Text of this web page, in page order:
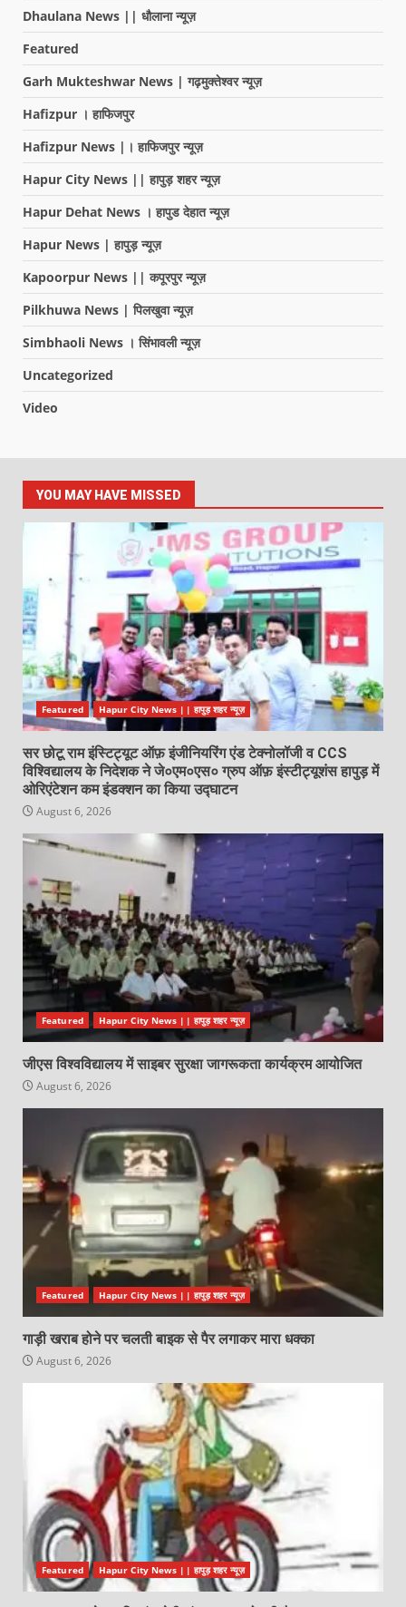
Dhaulana News || धौलाना न्यूज़
Featured
Garh Mukteshwar News | गढ़मुक्तेश्वर न्यूज़
Hafizpur । हाफिजपुर
Hafizpur News |। हाफिजपुर न्यूज़
Hapur City News || हापुड़ शहर न्यूज़
Hapur Dehat News । हापुड देहात न्यूज़
Hapur News | हापुड़ न्यूज़
Kapoorpur News || कपूरपुर न्यूज़
Pilkhuwa News | पिलखुवा न्यूज़
Simbhaoli News । सिंभावली न्यूज़
Uncategorized
Video
YOU MAY HAVE MISSED
Featured Hapur City News || हापुड़ शहर न्यूज़
सर छोटू राम इंस्टिट्यूट ऑफ़ इंजीनियरिंग एंड टेक्नोलॉजी व CCS
विश्विद्यालय के निदेशक ने जे०एम०एस० ग्रुप ऑफ़ इंस्टीट्यूशंस हापुड़ में
ओरिएंटेशन कम इंडक्शन का किया उद्घाटन
August 6, 2026
Featured Hapur City News || हापुड़ शहर न्यूज़
जीएस विश्वविद्यालय में साइबर सुरक्षा जागरूकता कार्यक्रम आयोजित
August 6, 2026
Featured Hapur City News || हापुड़ शहर न्यूज़
गाड़ी खराब होने पर चलती बाइक से पैर लगाकर मारा धक्का
August 6, 2026
Featured Hapur City News || हापुड़ शहर न्यूज़